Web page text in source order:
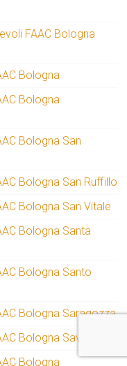
FAAC Bologna
Bologna
Bologna
Bologna San
Bologna San Ruffillo
Bologna San Vitale
Bologna Santa
Bologna Santo
Bologna Saragozza
Bologna Savena
Bologna